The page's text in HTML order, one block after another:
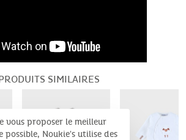
SIMILAIRES
vous proposer le meilleur
possible, Noukie's utilise des